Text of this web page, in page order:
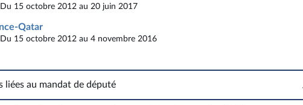
Du 15 octobre 2012 au 20 juin 2017
Qatar
Du 15 octobre 2012 au 4 novembre 2016
liées au mandat de député
Fonctions liées au mandat de député